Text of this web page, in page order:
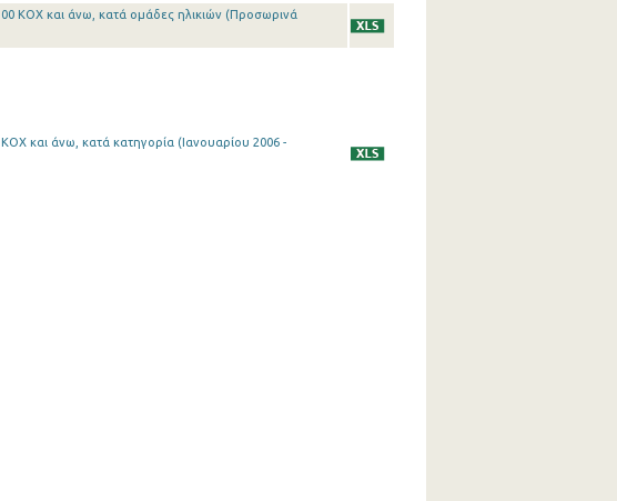
ΚΟΧ και άνω, κατά ομάδες ηλικιών (Προσωρινά
και άνω, κατά κατηγορία (Ιανουαρίου 2006 -